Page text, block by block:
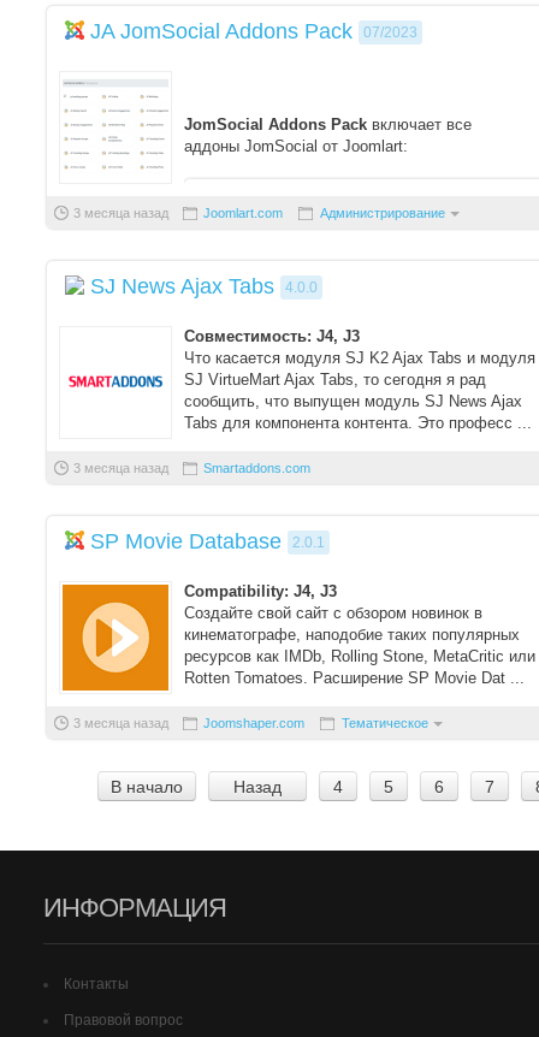
JA JomSocial Addons Pack 07/2023
JomSocial Addons Pack включает все
аддоны JomSocial от Joomlart:
3 месяца назад Joomlart.com Администрирование
SJ News Ajax Tabs 4.0.0
Совместимость: J4, J3
Что касается модуля SJ K2 Ajax Tabs и модуля
SJ VirtueMart Ajax Tabs, то сегодня я рад
сообщить, что выпущен модуль SJ News Ajax
Tabs для компонента контента. Это професс ...
3 месяца назад Smartaddons.com
SP Movie Database 2.0.1
Compatibility: J4, J3
Создайте свой сайт с обзором новинок в
кинематографе, наподобие таких популярных
ресурсов как IMDb, Rolling Stone, MetaCritic или
Rotten Tomatoes. Расширение SP Movie Dat ...
3 месяца назад Joomshaper.com Тематическое
В начало Назад 4 5 6 7
ИНФОРМАЦИЯ
Контакты
Правовой вопрос